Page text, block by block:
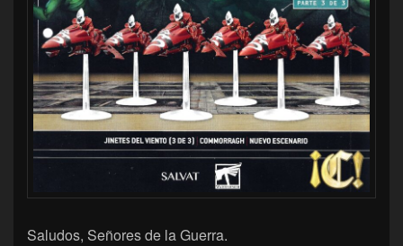
Saludos, Señores de la Guerra.